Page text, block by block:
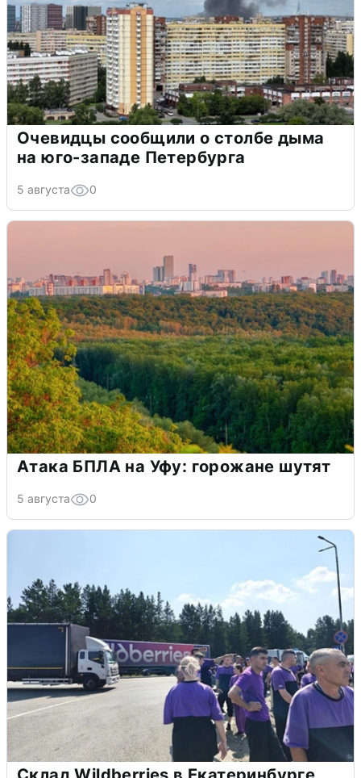
Очевидцы сообщили о столбе дыма
на юго-западе Петербурга
5 августа 0
Атака БПЛА на Уфу: горожане шутят
5 августа 0